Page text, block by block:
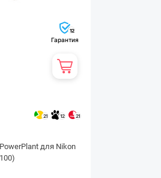
12
Гарантия
21 12 21
для Nikon